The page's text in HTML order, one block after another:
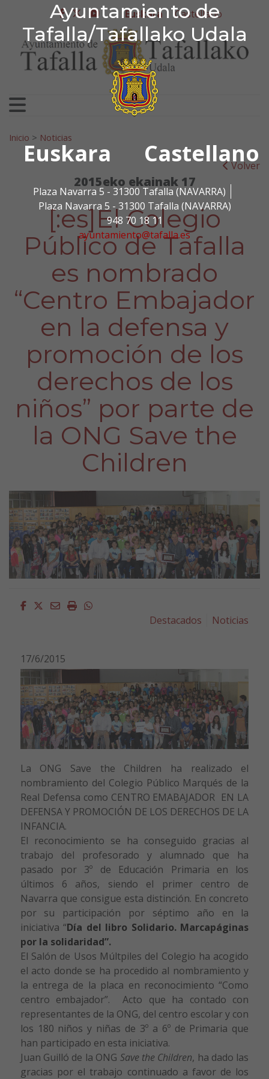
Ayuntamiento de
Tafalla/Tafallako Udala
Euskara Castellano
Plaza Navarra 5 - 31300 Tafalla (NAVARRA)
Plaza Navarra 5 - 31300 Tafalla (NAVARRA)
948 70 18 11
ayuntamiento@tafalla.es
Ir al contenido
Ayuntamiento de
facebook
twitter
youtube
Euskara Castellano
Bilatu:
Inicio > Noticias
Volver
2015eko ekainak 17
[:es]El Colegio
Público de Tafalla
es nombrado
“Centro Embajador
en la defensa y
promoción de los
derechos de los
niños” por parte de
la ONG Save the
Children
Facebook
Twitter
EmailImprimirWhatsapp
Destacados
Noticias
17/6/2015
La ONG Save the Children ha realizado el
nombramiento del Colegio Público Marqués de la
Real Defensa como CENTRO EMABAJADOR EN LA
DEFENSA Y PROMOCIÓN DE LOS DERECHOS DE LA
INFANCIA.
El reconocimiento se ha conseguido gracias al
trabajo del profesorado y alumnado que ha
pasado por 3º de Educación Primaria en los
últimos 6 años, siendo el primer centro de
Navarra que consigue esta distinción. En concreto
por su participación por séptimo año en la
iniciativa “Día del libro Solidario. Marcapáginas
por la solidaridad”.
El Salón de Usos Múltpiles del Colegio ha acogido
el acto donde se ha procedido al nombramiento y
la entrega de la placa en reconocimiento “Como
centro embajador”. Acto que ha contado con
representantes de la ONG, del centro escolar y con
los 180 niños y niñas de 3º a 6º de Primaria que
han participado en esta iniciativa.
Juan Guilló de la ONG Save the Children, ha dado las
gracias por el trabajo continuado a favor de los